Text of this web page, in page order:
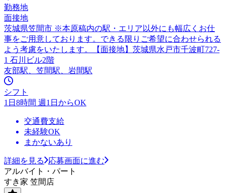
勤務地
面接地
茨城県笠間市 ※本原稿内の駅・エリア以外にも幅広くお仕
事をご用意しております。できる限りご希望に合わせられる
よう考慮をいたします。【面接地】茨城県水戸市千波町727-
1 石川ビル2階
友部駅、笠間駅、岩間駅
シフト
1日8時間 週1日からOK
交通費支給
未経験OK
まかないあり
詳細を見る
応募画面に進む
アルバイト・パート
すき家 笠間店